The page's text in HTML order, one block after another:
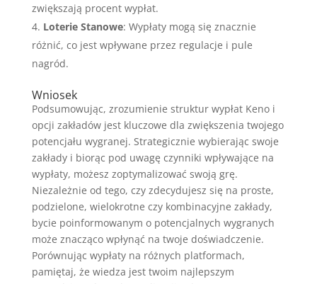
zwiększają procent wypłat.
Loterie Stanowe: Wypłaty mogą się znacznie
różnić, co jest wpływane przez regulacje i pule
nagród.
Wniosek
Podsumowując, zrozumienie struktur wypłat Keno i
opcji zakładów jest kluczowe dla zwiększenia twojego
potencjału wygranej. Strategicznie wybierając swoje
zakłady i biorąc pod uwagę czynniki wpływające na
wypłaty, możesz zoptymalizować swoją grę.
Niezależnie od tego, czy zdecydujesz się na proste,
podzielone, wielokrotne czy kombinacyjne zakłady,
bycie poinformowanym o potencjalnych wygranych
może znacząco wpłynąć na twoje doświadczenie.
Porównując wypłaty na różnych platformach,
pamiętaj, że wiedza jest twoim najlepszym